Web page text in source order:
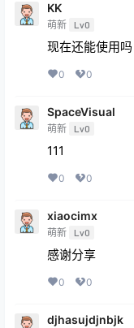
KK
萌新 Lv0
现在还能使用吗
0 0
SpaceVisual
萌新 Lv0
111
0 0
xiaocimx
萌新 Lv0
感谢分享
0 0
djhasujdjnbjk